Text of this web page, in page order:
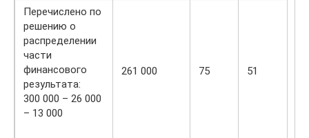
Перечислено по
решению о
распределении
части
финансового
результата:
300 000 – 26 000
– 13 000
261 000 75 51